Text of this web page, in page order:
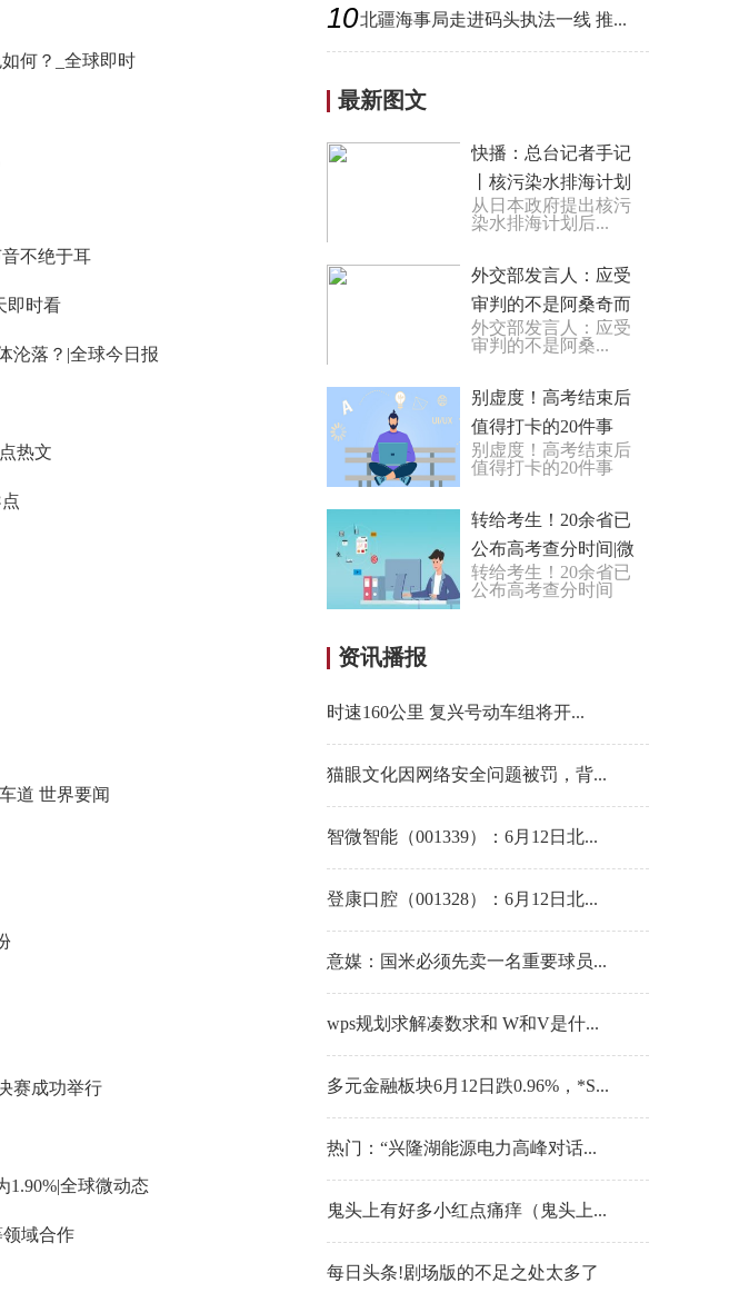
何？_全球即时
不绝于耳
即时看
沦落？|全球今日报
热文
道 世界要闻
赛成功举行
1.90%|全球微动态
域合作
10北疆海事局走进码头执法一线 推...
最新图文
快播：总台记者手记
丨核污染水排海计划
提出后 日本国内反对
从日本政府提出核污
染水排海计划后...
外交部发言人：应受
审判的不是阿桑奇而
是“黑客帝国”|环球信
外交部发言人：应受
审判的不是阿桑...
别虚度！高考结束后
值得打卡的20件事
别虚度！高考结束后
值得打卡的20件事
转给考生！20余省已
公布高考查分时间|微
速讯
转给考生！20余省已
公布高考查分时间
资讯播报
时速160公里 复兴号动车组将开...
猫眼文化因网络安全问题被罚，背...
智微智能（001339）：6月12日北...
登康口腔（001328）：6月12日北...
意媒：国米必须先卖一名重要球员...
wps规划求解凑数求和 W和V是什...
多元金融板块6月12日跌0.96%，*S...
热门：“兴隆湖能源电力高峰对话...
鬼头上有好多小红点痛痒（鬼头上...
每日头条!剧场版的不足之处太多了